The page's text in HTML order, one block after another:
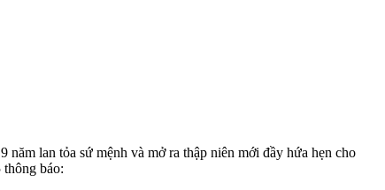
lan tỏa sứ mệnh và mở ra thập niên mới đầy hứa hẹn cho
báo: